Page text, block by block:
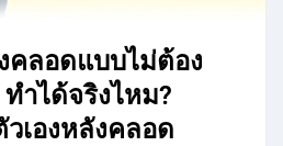
ลอดแบบไม่ต้อง
ำได้จริงไหม?
เองหลังคลอด